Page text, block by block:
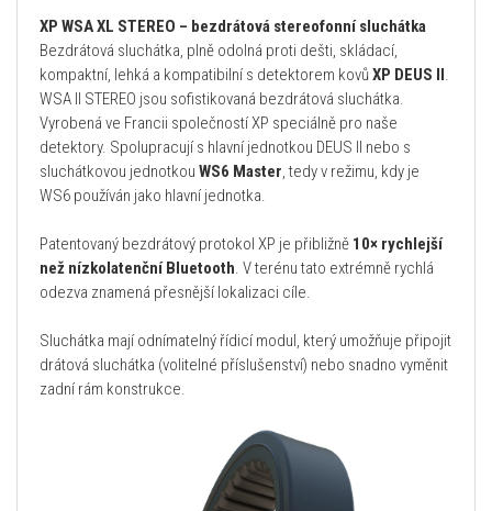
XP WSA XL STEREO – bezdrátová stereofonní sluchátka
Bezdrátová sluchátka, plně odolná proti dešti, skládací,
kompaktní, lehká a kompatibilní s detektorem kovůXP DEUS II.
WSA II STEREO jsou sofistikovaná bezdrátová sluchátka.
Vyrobená ve Francii společností XP speciálně pro naše
detektory. Spolupracují s hlavní jednotkou DEUS II nebo s
sluchátkovou jednotkou WS6 Master, tedy v režimu, kdy je
WS6 používán jako hlavní jednotka.
Patentovaný bezdrátový protokol XP je přibližně 10× rychlejší
než nízkolatenční Bluetooth. V terénu tato extrémně rychlá
odezva znamená přesnější lokalizaci cíle.
Sluchátka mají odnímatelný řídicí modul, který umožňuje připojit
drátová sluchátka (volitelné příslušenství) nebo snadno vyměnit
zadní rám konstrukce.